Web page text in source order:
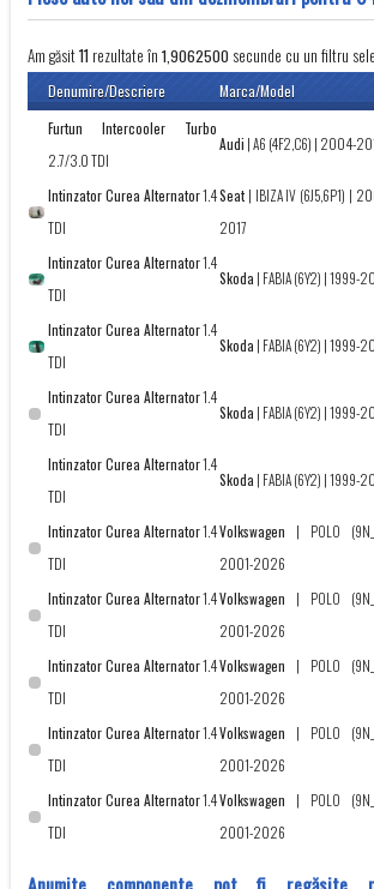
Am găsit11 rezultate în 1,9062500 secunde cu un filtru
Denumire/Descriere Marca/Model
Furtun Intercooler Turbo
2.7/3.0 TDI
Audi |A6 (4F2,C6) | 2004-
Intinzator Curea Alternator1.4
TDI
Seat| IBIZA IV (6J5,6P1) |
2017
Intinzator Curea Alternator1.4
TDI
Skoda | FABIA (6Y2) | 1999-
Intinzator Curea Alternator1.4
TDI
Skoda | FABIA (6Y2) | 1999-
Intinzator Curea Alternator1.4
TDI
Skoda | FABIA (6Y2) | 1999-
Intinzator Curea Alternator1.4
TDI
Skoda | FABIA (6Y2) | 1999-
Intinzator Curea Alternator1.4
TDI
Volkswagen | POLO
2001-2026
Intinzator Curea Alternator1.4
TDI
Volkswagen | POLO
2001-2026
Intinzator Curea Alternator1.4
TDI
Volkswagen | POLO
2001-2026
Intinzator Curea Alternator1.4
TDI
Volkswagen | POLO
2001-2026
Intinzator Curea Alternator1.4
TDI
Volkswagen | POLO
2001-2026